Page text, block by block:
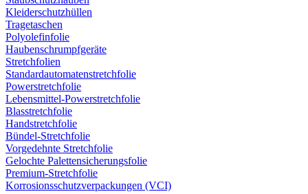
Kleiderschutzhüllen
Tragetaschen
Polyolefinfolie
Haubenschrumpfgeräte
Stretchfolien
Standardautomatenstretchfolie
Powerstretchfolie
Lebensmittel-Powerstretchfolie
Blasstretchfolie
Handstretchfolie
Bündel-Stretchfolie
Vorgedehnte Stretchfolie
Gelochte Palettensicherungsfolie
Premium-Stretchfolie
Korrosionsschutzverpackungen (VCI)